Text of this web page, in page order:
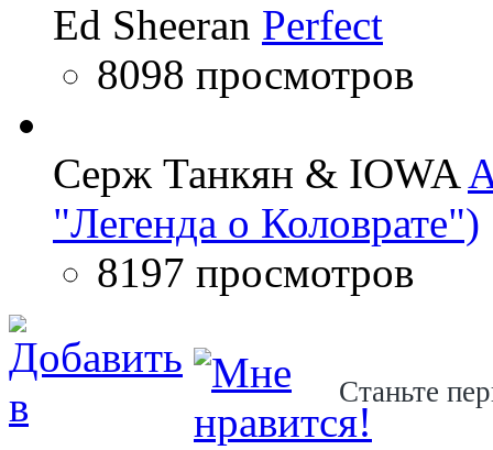
Ed Sheeran Perfect
8098 просмотров
Серж Танкян & IOWA
"Легенда о Коловрате")
8197 просмотров
Станьте